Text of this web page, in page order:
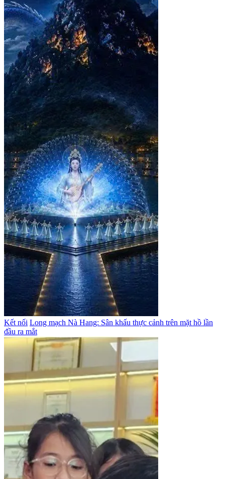
Kết nối Long mạch Nà Hang: Sân khấu thực cảnh trên mặt hồ lần
đầu ra mắt